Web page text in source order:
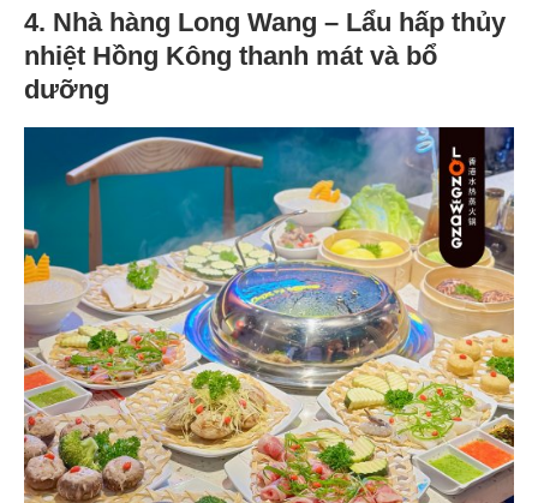
4. Nhà hàng Long Wang – Lẩu hấp thủy
nhiệt Hồng Kông thanh mát và bổ
dưỡng